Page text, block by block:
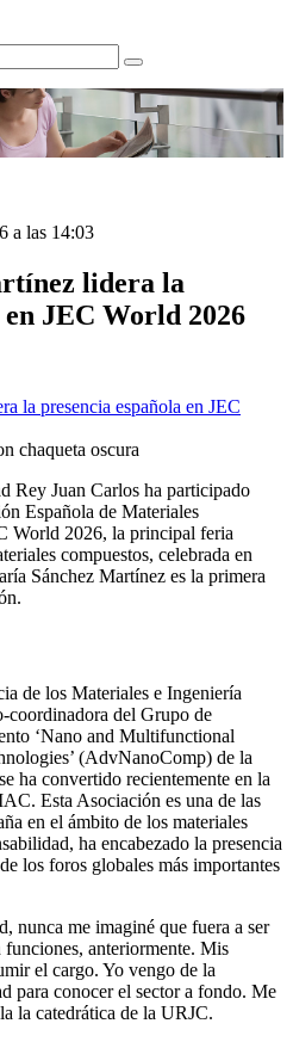
a las 14:03
lidera la
en JEC World 2026
chaqueta oscura
Rey Juan Carlos ha participado
Española de Materiales
World 2026, la principal feria
compuestos, celebrada en
Sánchez Martínez es la primera
de los Materiales e Ingeniería
coordinadora del Grupo de
‘Nano and Multifunctional
(AdvNanoComp) de la
ha convertido recientemente en la
Esta Asociación es una de las
en el ámbito de los materiales
ha encabezado la presencia
los foros globales más importantes
nunca me imaginé que fuera a ser
funciones, anteriormente. Mis
el cargo. Yo vengo de la
para conocer el sector a fondo. Me
la catedrática de la URJC.